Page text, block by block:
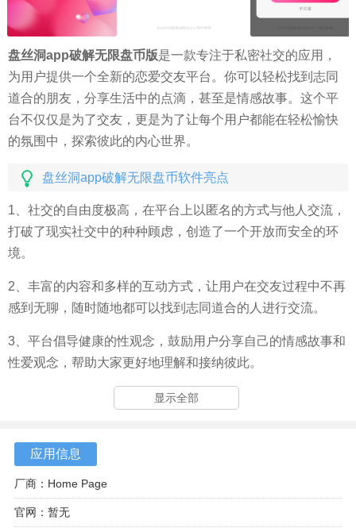
盘丝洞app破解无限盘币版是一款专注于私密社交的应用，
为用户提供一个全新的恋爱交友平台。你可以轻松找到志同
道合的朋友，分享生活中的点滴，甚至是情感故事。这个平
台不仅仅是为了交友，更是为了让每个用户都能在轻松愉快
的氛围中，探索彼此的内心世界。
盘丝洞app破解无限盘币软件亮点
1、社交的自由度极高，在平台上以匿名的方式与他人交流，
打破了现实社交中的种种顾虑，创造了一个开放而安全的环
境。
2、丰富的内容和多样的互动方式，让用户在交友过程中不再
感到无聊，随时随地都可以找到志同道合的人进行交流。
3、平台倡导健康的性观念，鼓励用户分享自己的情感故事和
性爱观念，帮助大家更好地理解和接纳彼此。
4、为用户提供多种隐私保护措施，确保在交友过程中，个人
显示全部
应用信息
厂商：Home Page
官网：暂无